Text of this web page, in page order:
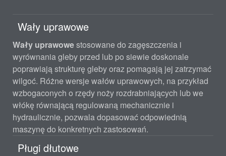
Wały uprawowe
Wały uprawowestosowane do zagęszczenia i
wyrównania gleby przed lub po siewie doskonale
poprawiają strukturę gleby oraz pomagają jej zatrzymać
wilgoć. Różne wersje wałów uprawowych, na przykład
wzbogaconych o rzędy noży rozdrabniających lub we
włókę równającą regulowaną mechanicznie i
hydraulicznie, pozwala dopasować odpowiednią
maszynę do konkretnych zastosowań.
Pługi dłutowe